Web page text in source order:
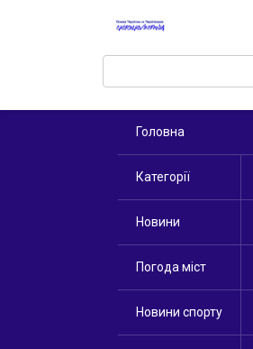
Поиск:
Головна
Категорії
Новини
Погода міст
Новини спорту